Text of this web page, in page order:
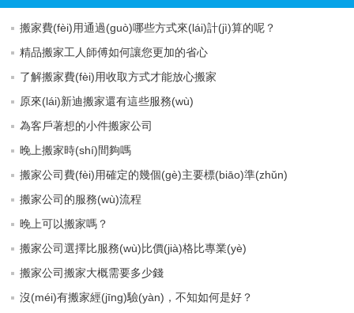
搬家費(fèi)用通過(guò)哪些方式來(lái)計(jì)算的呢？
精品搬家工人師傅如何讓您更加的省心
了解搬家費(fèi)用收取方式才能放心搬家
原來(lái)新迪搬家還有這些服務(wù)
為客戶著想的小件搬家公司
晚上搬家時(shí)間夠嗎
搬家公司費(fèi)用確定的幾個(gè)主要標(biāo)準(zhǔn)
搬家公司的服務(wù)流程
晚上可以搬家嗎？
搬家公司選擇比服務(wù)比價(jià)格比專業(yè)
搬家公司搬家大概需要多少錢
沒(méi)有搬家經(jīng)驗(yàn)，不知如何是好？